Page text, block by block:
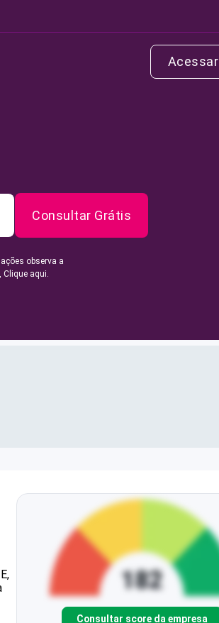
Acessar
Consultar Grátis
observa a
Clique aqui.
Consultar score da empresa